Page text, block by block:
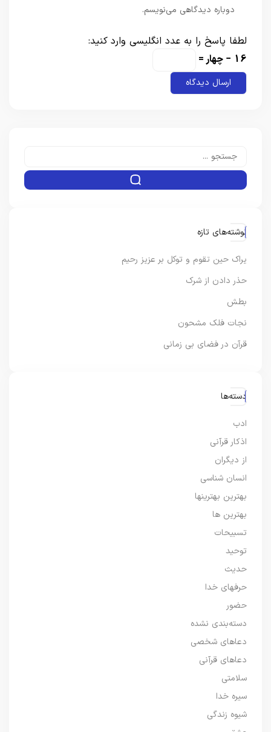
دوباره دیدگاهی می‌نویسم.
لطفا پاسخ را به عدد انگلیسی وارد کنید:
16 − چهار =
نوشته‌های تازه
یراک حین تقوم و توکل بر عزیز رحیم
حذر دادن از شرک
بطش
نجات فلک مشحون
قرآن در فضای بی زمانی
دسته‌ها
ادب
اذکار قرآنی
از دیگران
انسان شناسی
بهترین بهترینها
بهترین ها
تسبیحات
توحید
حدیث
حرفهای خدا
حضور
دسته‌بندی نشده
دعاهای شخصی
دعاهای قرآنی
سلامتی
سیره خدا
شیوه زندگی